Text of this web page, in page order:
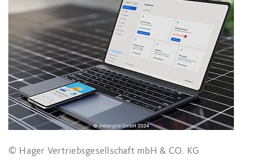
© Hager Vertriebsgesellschaft mbH & CO. KG